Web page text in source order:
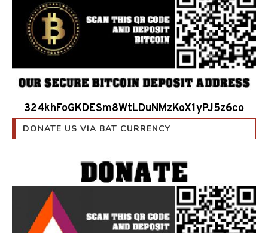
324khFoGKDESm8WtLDuNMzKoX1yPJ5z6co
DONATE US VIA BAT CURRENCY